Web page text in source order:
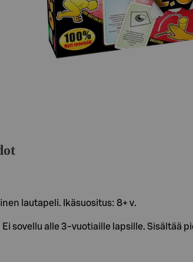
lautapeli. Ikäsuositus: 8+ v.
Ei sovellu alle 3-vuotiaille lapsille. Sisältää